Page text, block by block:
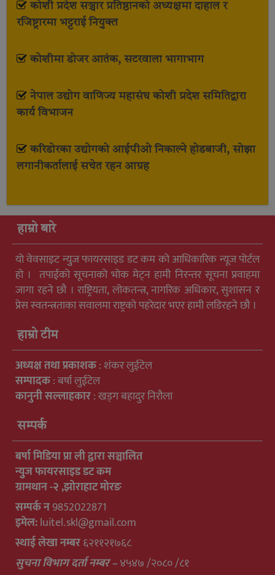
कोशी प्रदेश सञ्चार प्रतिष्ठानको अध्यक्षमा दाहाल र
रजिष्ट्रारमा भट्टराई नियुक्त
कोशीमा डोजर आतंक, सटरवाला भागाभाग
नेपाल उद्योग वाणिज्य महासंघ कोशी प्रदेश समितिद्वारा
कार्य विभाजन
करिडोरका उद्योगको आईपीओ निकाल्ने होडबाजी, सोझा
लगानीकर्तालाई सचेत रहन आग्रह
हाम्रो बारे
यो वेवसाइट न्युुज फायरसाइड डट कम को आधिकारिक न्यूज पोर्टल
हो । तपाईको सूचनाको भोक मेट्न हामी निरन्तर सूचना प्रवाहमा
जागा रहने छौ । राष्ट्रियता, लोकतन्त्र, नागरिक अधिकार, सुशासन र
प्रेस स्वतन्त्रताका सवालमा राष्ट्रको पहरेदार भएर हामी लडिरहने छौ ।
हाम्रो टीम
अध्यक्ष तथा प्रकाशक: शंकर लुईटेल
सम्पादक: बर्षा लुईटेल
कानुनी सल्लाहकार: खड्ग बहादुर निरौला
सम्पर्क
बर्षा मिडिया प्रा ली द्वारा सञ्चालित
न्युुज फायरसाइड डट कम
ग्रामथान -२ ,झोराहाट मोरङ
सम्पर्क न9852022871
इमेल:luitel.skl@gmail.com
स्थाई लेखा नम्बर६२११२१७६८
सुचना विभाग दर्ता नम्बर –४५४७ /२०८० /८१